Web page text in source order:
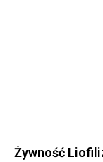
Żywność